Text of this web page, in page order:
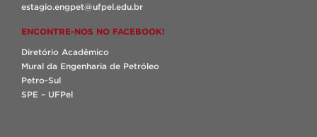
estagio.engpet@ufpel.edu.br
ENCONTRE-NOS NO FACEBOOK!
Diretório Acadêmico
Mural da Engenharia de Petróleo
Petro-Sul
SPE – UFPel